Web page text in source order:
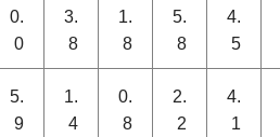
0.
0
3.
8
1.
8
5.
8
4.
5
5.
9
1.
4
0.
8
2.
2
4.
1